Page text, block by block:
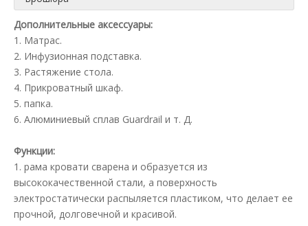
Дополнительные аксессуары:
1. Матрас.
2. Инфузионная подставка.
3. Растяжение стола.
4. Прикроватный шкаф.
5. папка.
6. Алюминиевый сплав Guardrail и т. Д.
Функции:
1. рама кровати сварена и образуется из
высококачественной стали, а поверхность
электростатически распыляется пластиком, что делает ее
прочной, долговечной и красивой.